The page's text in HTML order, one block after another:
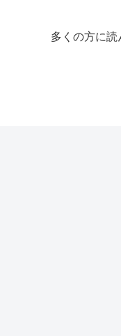
多くの方に